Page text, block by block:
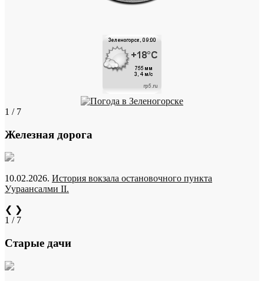
1 / 7
Железная дорога
10.02.2026. История вокзала остановочного пункта
Уураансалми II.
❮ ❯
1 / 7
Старые дачи